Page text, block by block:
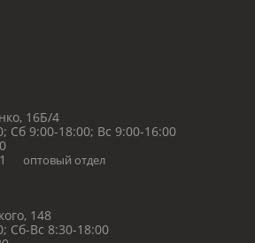
16Б/4
Сб 9:00-18:00; Вс 9:00-16:00
оптовый отдел
148
Сб-Вс 8:30-18:00